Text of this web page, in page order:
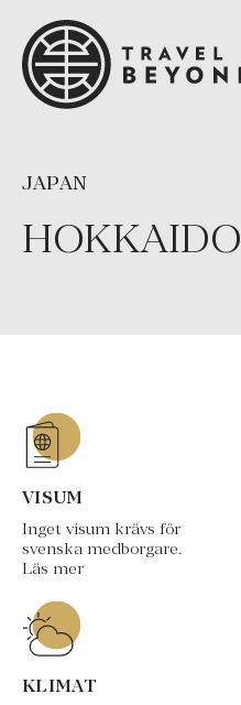
HOKKAIDO
JAPAN
VISUM
Inget visum krävs för
svenska medborgare.
Läs mer
KLIMAT